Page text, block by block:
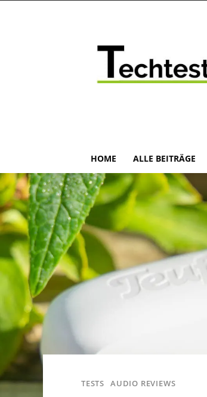
HOME ALLE BEITRÄGE
TESTS AUDIO REVIEWS